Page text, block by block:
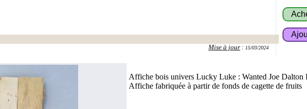
Mise à jour :15/03/2024
Affiche bois univers Lucky Luke : Wanted Joe Dalton
Affiche fabriquée à partir de fonds de cagette de fruits